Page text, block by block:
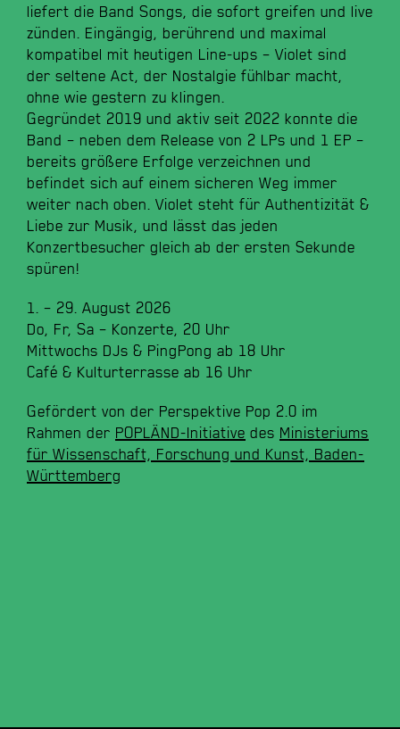
liefert die Band Songs, die sofort greifen und live
zünden. Eingängig, berührend und maximal
kompatibel mit heutigen Line-ups – Violet sind
der seltene Act, der Nostalgie fühlbar macht,
ohne wie gestern zu klingen.
Gegründet 2019 und aktiv seit 2022 konnte die
Band – neben dem Release von 2 LPs und 1 EP –
bereits größere Erfolge verzeichnen und
befindet sich auf einem sicheren Weg immer
weiter nach oben. Violet steht für Authentizität &
Liebe zur Musik, und lässt das jeden
Konzertbesucher gleich ab der ersten Sekunde
spüren!
1. – 29. August 2026
Do, Fr, Sa – Konzerte, 20 Uhr
Mittwochs DJs & PingPong ab 18 Uhr
Café & Kulturterrasse ab 16 Uhr
Gefördert von der Perspektive Pop 2.0 im
Rahmen der POPLÄND-Initiative des Ministeriums
für Wissenschaft, Forschung und Kunst, Baden-
Württemberg